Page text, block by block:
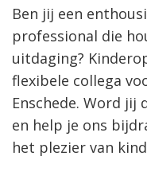
Ben jij een
professional die
uitdaging?
flexibele collega
Enschede. Word jij
en help je ons
het plezier van